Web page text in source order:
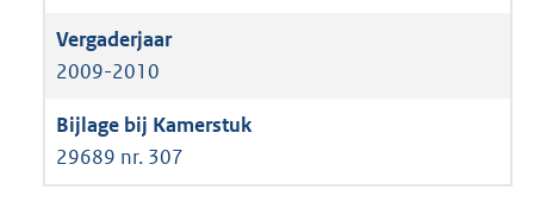
2009-2010
29689 nr. 307